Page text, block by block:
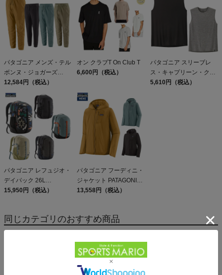
パタゴニア メンズ・テル
ボンヌ・ジョガーズ
PATAGONIA MS
TERREBONNE
JOGGERS
12,584円（税込）
オン クラブT On Club T
6,600円（税込）
パタゴニア スリーブレ
ス・キャプリーン・クー
ル・デイリー・シャツ
5,610円（税込）
パタゴニア レフュジオ・
デイパック 26L
PATAGONIA REFUGIO
15,950円（税込）
パタゴニア フーディニ・
ジャケット PATAGONIA
MS HOUDINI JKT
13,558円（税込）
同じカテゴリのおすすめ商品